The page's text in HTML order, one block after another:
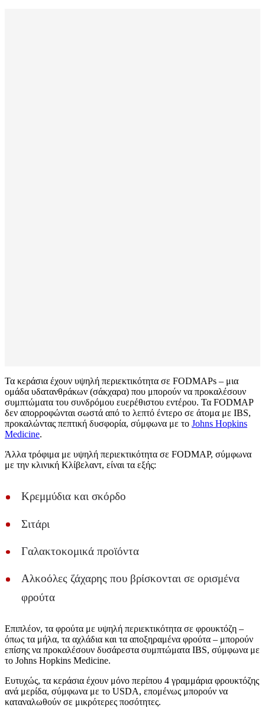
Τα κεράσια έχουν υψηλή περιεκτικότητα σε FODMAPs – μια
ομάδα υδατανθράκων (σάκχαρα) που μπορούν να προκαλέσουν
συμπτώματα του συνδρόμου ευερέθιστου εντέρου. Τα FODMAP
δεν απορροφώνται σωστά από το λεπτό έντερο σε άτομα με IBS,
προκαλώντας πεπτική δυσφορία, σύμφωνα με το Johns Hopkins
Medicine.
Άλλα τρόφιμα με υψηλή περιεκτικότητα σε FODMAP, σύμφωνα
με την κλινική Κλίβελαντ, είναι τα εξής:
Κρεμμύδια και σκόρδο
Σιτάρι
Γαλακτοκομικά προϊόντα
Αλκοόλες ζάχαρης που βρίσκονται σε ορισμένα
φρούτα
Επιπλέον, τα φρούτα με υψηλή περιεκτικότητα σε φρουκτόζη –
όπως τα μήλα, τα αχλάδια και τα αποξηραμένα φρούτα – μπορούν
επίσης να προκαλέσουν δυσάρεστα συμπτώματα IBS, σύμφωνα με
το Johns Hopkins Medicine.
Ευτυχώς, τα κεράσια έχουν μόνο περίπου 4 γραμμάρια φρουκτόζης
ανά μερίδα, σύμφωνα με το USDA, επομένως μπορούν να
καταναλωθούν σε μικρότερες ποσότητες.